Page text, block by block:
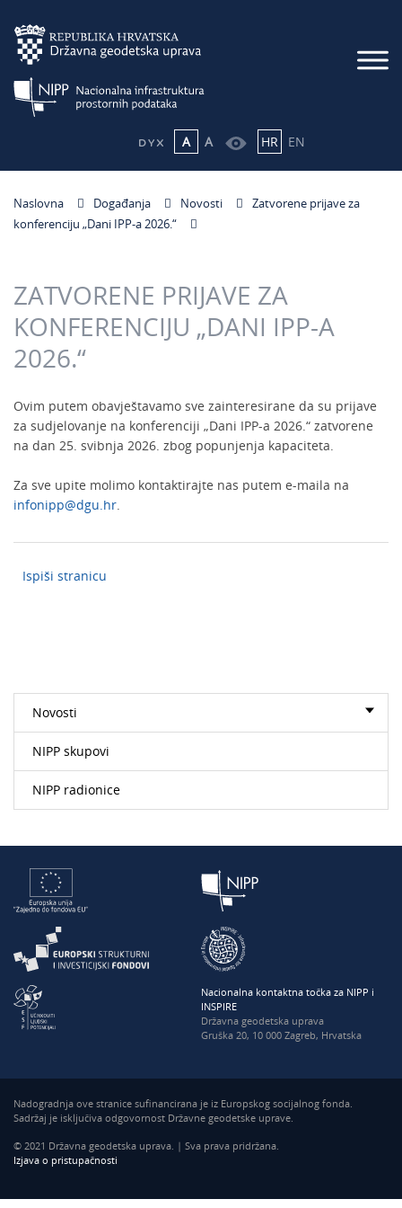
A A HR EN
Naslovna Događanja Novosti
Zatvorene prijave za
konferenciju „Dani IPP-a 2026.“
ZATVORENE PRIJAVE ZA
KONFERENCIJU „DANI IPP-A
2026.“
Ovim putem obavještavamo sve zainteresirane da su prijave
za sudjelovanje na konferenciji „Dani IPP-a 2026.“ zatvorene
na dan 25. svibnja 2026. zbog popunjenja kapaciteta.
Za sve upite molimo kontaktirajte nas putem e-maila na
infonipp@dgu.hr.
Ispiši stranicu
Novosti
NIPP skupovi
NIPP radionice
Nacionalna kontaktna točka za NIPP i
INSPIRE
Državna geodetska uprava
Gruška 20, 10 000 Zagreb, Hrvatska
Nadogradnja ove stranice sufinancirana je iz Europskog socijalnog fonda.
Sadržaj je isključiva odgovornost Državne geodetske uprave.
© 2021 Državna geodetska uprava. | Sva prava pridržana.
Izjava o pristupačnosti